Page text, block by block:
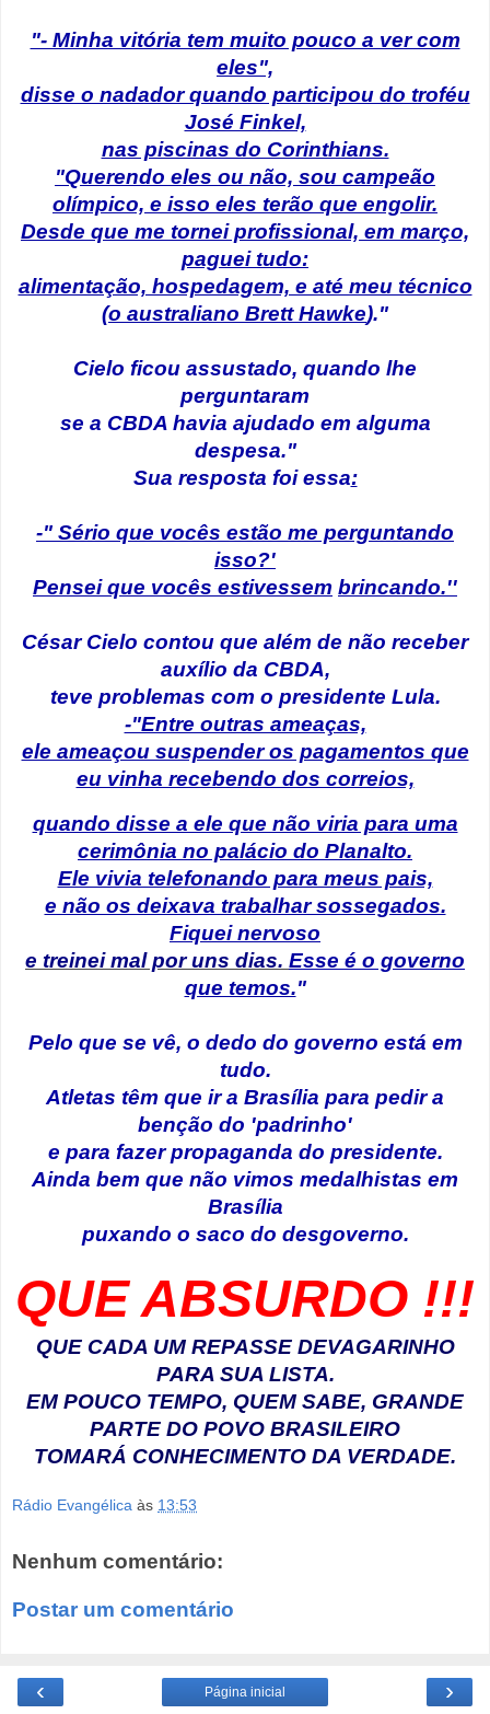
"- Minha vitória tem muito pouco a ver com
eles",
disse o nadador quando participou do troféu
José Finkel,
nas piscinas do Corinthians.
"Querendo eles ou não, sou campeão
olímpico, e isso eles terão que engolir.
Desde que me tornei profissional, em março,
paguei tudo:
alimentação, hospedagem, e até meu técnico
(o australiano Brett Hawke)."
Cielo ficou assustado, quando lhe
perguntaram
se a CBDA havia ajudado em alguma
despesa."
Sua resposta foi essa:
-" Sério que vocês estão me perguntando
isso?'
Pensei que vocês estivessem brincando.''
César Cielo contou que além de não receber
auxílio da CBDA,
teve problemas com o presidente Lula.
-"Entre outras ameaças,
ele ameaçou suspender os pagamentos que
eu vinha recebendo dos correios,
quando disse a ele que não viria para uma
cerimônia no palácio do Planalto.
Ele vivia telefonando para meus pais,
e não os deixava trabalhar sossegados.
Fiquei nervoso
e treinei mal por uns dias. Esse é o governo
que temos."
Pelo que se vê, o dedo do governo está em
tudo.
Atletas têm que ir a Brasília para pedir a
benção do 'padrinho'
e para fazer propaganda do presidente.
Ainda bem que não vimos medalhistas em
Brasília
puxando o saco do desgoverno.
QUE ABSURDO !!!
QUE CADA UM REPASSE DEVAGARINHO
PARA SUA LISTA.
EM POUCO TEMPO, QUEM SABE, GRANDE
PARTE DO POVO BRASILEIRO
TOMARÁ CONHECIMENTO DA VERDADE.
Rádio Evangélica às 13:53
Nenhum comentário:
Postar um comentário
‹ ›
Página inicial